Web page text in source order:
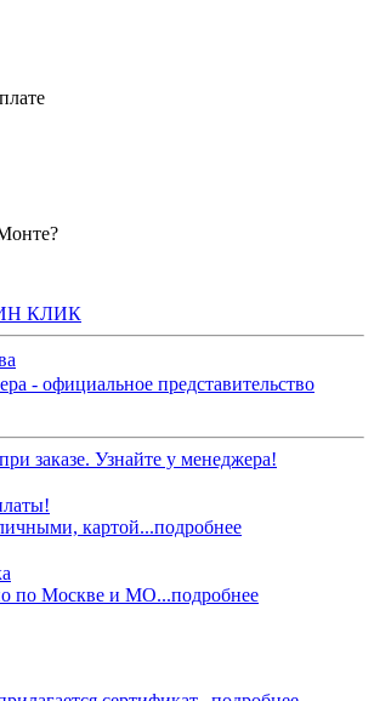
?
КЛИК
- официальное представительство
заказе. Узнайте у менеджера!
картой...подробнее
по Москве и МО...подробнее